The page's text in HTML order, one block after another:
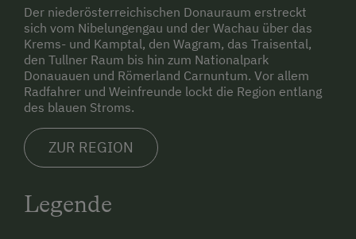
Die nächste Verpflegungsmöglichkeit
(Gasthaus, Supermarkt, Hofladen) ist 0,5 km
entfernt
Schnellste Anbindung zu Donauradweg ca.
2,5km
Kamp-Thaya-Marchradweg Richtung Krems
oder Langenlois 1,6km von Unterkunft
Altstadt von Krems über Kamp-Thaya-
Marchradweg in 7km
Der niederösterreichischen Donauraum erstreckt
sich vom Nibelungengau und der Wachau über das
Krems- und Kamptal, den Wagram, das Traisental,
den Tullner Raum bis hin zum Nationalpark
Donauauen und Römerland Carnuntum. Vor allem
Radfahrer und Weinfreunde lockt die Region entlang
des blauen Stroms.
ZUR REGION
Legende